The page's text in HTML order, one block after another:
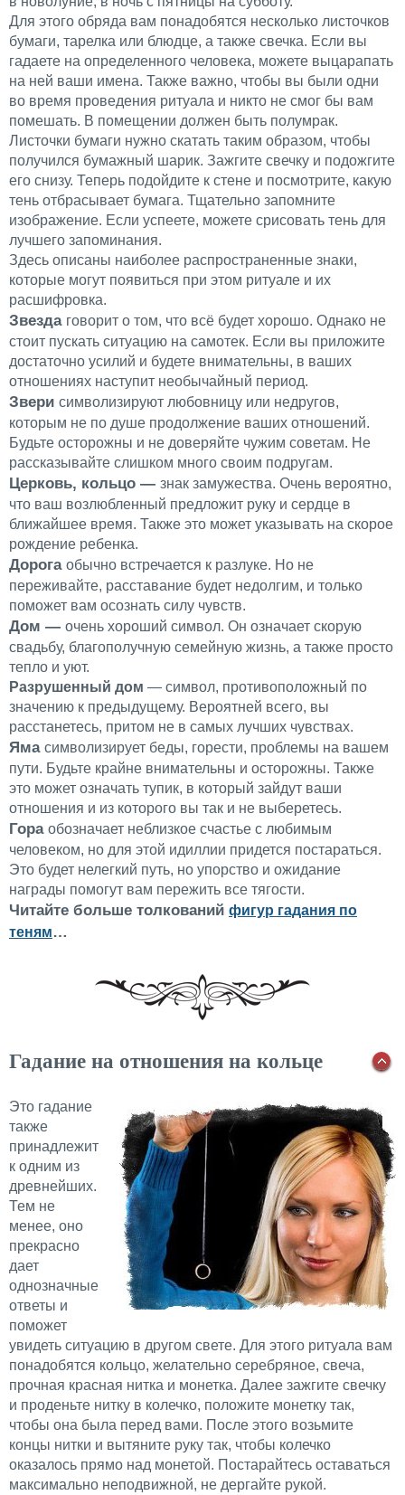
Для этого обряда вам понадобятся несколько листочков
бумаги, тарелка или блюдце, а также свечка. Если вы
гадаете на определенного человека, можете выцарапать
на ней ваши имена. Также важно, чтобы вы были одни
во время проведения ритуала и никто не смог бы вам
помешать. В помещении должен быть полумрак.
Листочки бумаги нужно скатать таким образом, чтобы
получился бумажный шарик. Зажгите свечку и подожгите
его снизу. Теперь подойдите к стене и посмотрите, какую
тень отбрасывает бумага. Тщательно запомните
изображение. Если успеете, можете срисовать тень для
лучшего запоминания.
Здесь описаны наиболее распространенные знаки,
которые могут появиться при этом ритуале и их
расшифровка.
Звезда говорит о том, что всё будет хорошо. Однако не
стоит пускать ситуацию на самотек. Если вы приложите
достаточно усилий и будете внимательны, в ваших
отношениях наступит необычайный период.
Звери символизируют любовницу или недругов,
которым не по душе продолжение ваших отношений.
Будьте осторожны и не доверяйте чужим советам. Не
рассказывайте слишком много своим подругам.
Церковь, кольцо — знак замужества. Очень вероятно,
что ваш возлюбленный предложит руку и сердце в
ближайшее время. Также это может указывать на скорое
рождение ребенка.
Дорога обычно встречается к разлуке. Но не
переживайте, расставание будет недолгим, и только
поможет вам осознать силу чувств.
Дом — очень хороший символ. Он означает скорую
свадьбу, благополучную семейную жизнь, а также просто
тепло и уют.
Разрушенный дом — символ, противоположный по
значению к предыдущему. Вероятней всего, вы
расстанетесь, притом не в самых лучших чувствах.
Яма символизирует беды, горести, проблемы на вашем
пути. Будьте крайне внимательны и осторожны. Также
это может означать тупик, в который зайдут ваши
отношения и из которого вы так и не выберетесь.
Гора обозначает неблизкое счастье с любимым
человеком, но для этой идиллии придется постараться.
Это будет нелегкий путь, но упорство и ожидание
награды помогут вам пережить все тягости.
Читайте больше толкований фигур гадания по
теням…
Гадание на отношения на кольце
Это гадание
также
принадлежит
к одним из
древнейших.
Тем не
менее, оно
прекрасно
дает
однозначные
ответы и
поможет
увидеть ситуацию в другом свете. Для этого ритуала вам
понадобятся кольцо, желательно серебряное, свеча,
прочная красная нитка и монетка. Далее зажгите свечку
и проденьте нитку в колечко, положите монетку так,
чтобы она была перед вами. После этого возьмите
концы нитки и вытяните руку так, чтобы колечко
оказалось прямо над монетой. Постарайтесь оставаться
максимально неподвижной, не дергайте рукой.